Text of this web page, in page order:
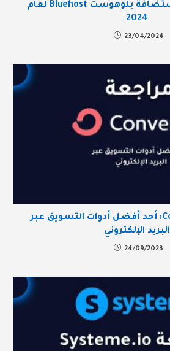
مراجعة شاملة لاستضافة بلوهوست Bluehost لعام
2024
23/04/2024
مراجعة ConvertKit: أحد أفضل أدوات التسويق عبر
البريد الإلكتروني
24/09/2023